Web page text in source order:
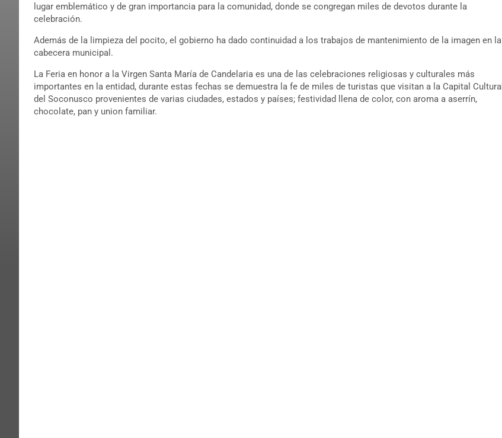
lugar emblemático y de gran importancia para la comunidad, donde se congregan miles de devotos durante la
celebración.
Además de la limpieza del pocito, el gobierno ha dado continuidad a los trabajos de mantenimiento de la imagen en la
cabecera municipal.
La Feria en honor a la Virgen Santa María de Candelaria es una de las celebraciones religiosas y culturales más
importantes en la entidad, durante estas fechas se demuestra la fe de miles de turistas que visitan a la Capital Cultural
del Soconusco provenientes de varias ciudades, estados y países; festividad llena de color, con aroma a aserrín,
chocolate, pan y union familiar.